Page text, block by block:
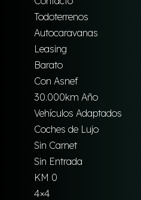
Todoterrenos
Autocaravanas
Leasing
Barato
Con Asnef
30.000km Año
Vehículos Adaptados
Coches de Lujo
Sin Carnet
Sin Entrada
KM 0
4×4